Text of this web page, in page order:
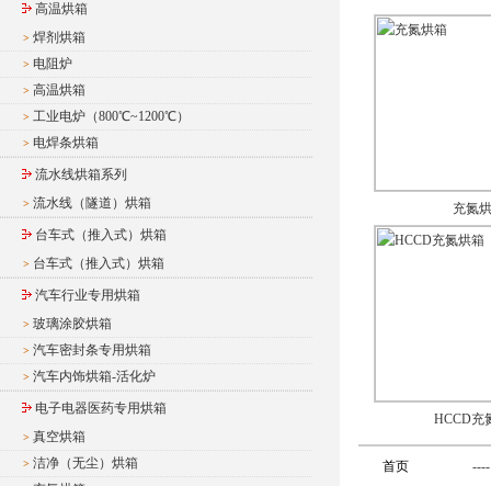
高温烘箱
> 焊剂烘箱
> 电阻炉
> 高温烘箱
> 工业电炉（800℃~1200℃）
> 电焊条烘箱
流水线烘箱系列
> 流水线（隧道）烘箱
台车式（推入式）烘箱
> 台车式（推入式）烘箱
汽车行业专用烘箱
> 玻璃涂胶烘箱
> 汽车密封条专用烘箱
> 汽车内饰烘箱-活化炉
电子电器医药专用烘箱
> 真空烘箱
> 洁净（无尘）烘箱
充氮
HCCD充
首页 ----